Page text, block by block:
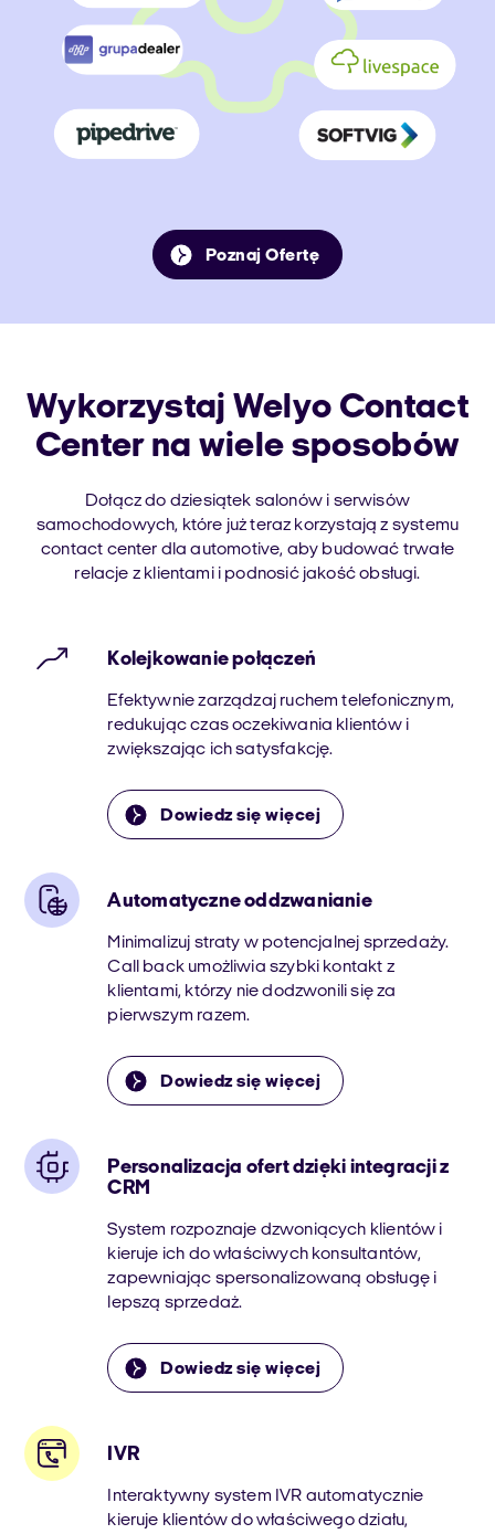
Poznaj Ofertę
Wykorzystaj Welyo Contact
Center na wiele sposobów
Dołącz do dziesiątek salonów i serwisów
samochodowych, które już teraz korzystają z systemu
contact center dla automotive, aby budować trwałe
relacje z klientami i podnosić jakość obsługi.
Kolejkowanie połączeń
Efektywnie zarządzaj ruchem telefonicznym,
redukując czas oczekiwania klientów i
zwiększając ich satysfakcję.
Dowiedz się więcej
Automatyczne oddzwanianie
Minimalizuj straty w potencjalnej sprzedaży.
Call back umożliwia szybki kontakt z
klientami, którzy nie dodzwonili się za
pierwszym razem.
Dowiedz się więcej
Personalizacja ofert dzięki integracji z
CRM
System rozpoznaje dzwoniących klientów i
kieruje ich do właściwych konsultantów,
zapewniając spersonalizowaną obsługę i
lepszą sprzedaż.
Dowiedz się więcej
IVR
Interaktywny system IVR automatycznie
kieruje klientów do właściwego działu,